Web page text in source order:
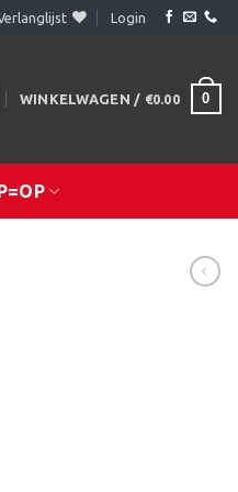
Login
WINKELWAGEN / €0.00 0